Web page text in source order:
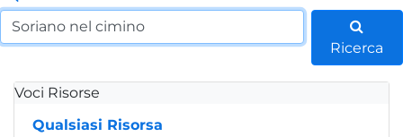
Ricerca
Voci Risorse
Qualsiasi Risorsa